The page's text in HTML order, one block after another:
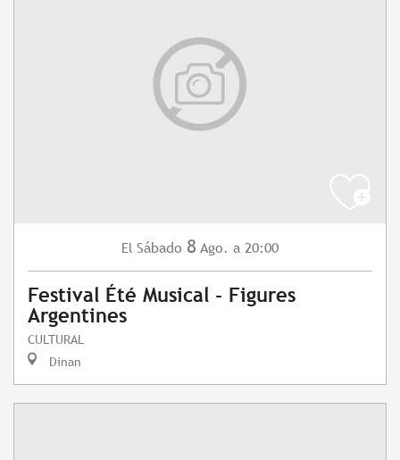
El Sábado 8 Ago. a 20:00
Festival Été Musical - Figures
Argentines
CULTURAL
Dinan